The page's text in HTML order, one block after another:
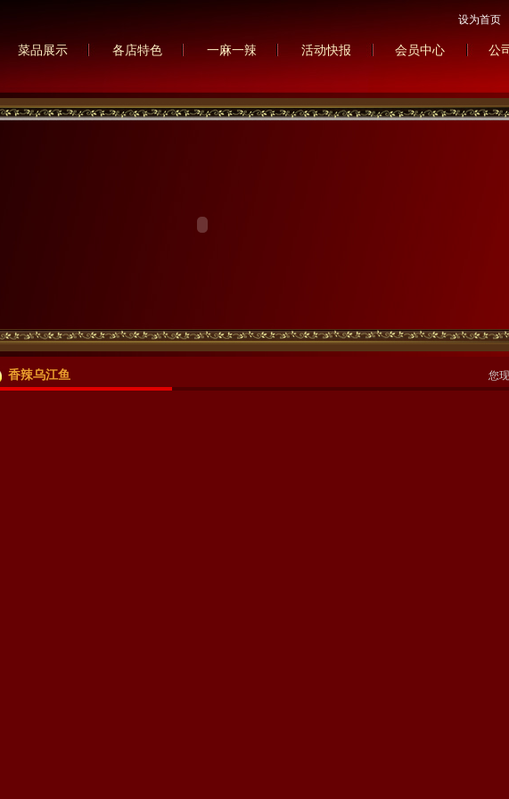
设为首页
菜品展示 各店特色 一麻一辣 活动快报 会员中心 公
香辣乌江鱼 您